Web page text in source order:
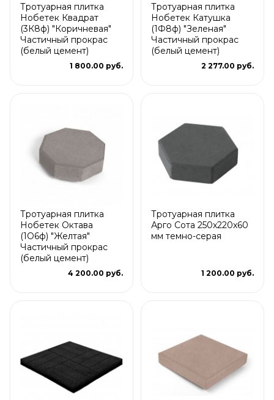
Тротуарная плитка
Нобетек Квадрат
(3К8ф) "Коричневая"
Частичный прокрас
(белый цемент)
1 800.00 руб.
Тротуарная плитка
Нобетек Катушка
(1Ф8ф) "Зеленая"
Частичный прокрас
(белый цемент)
2 277.00 руб.
Тротуарная плитка
Нобетек Октава
(1О6ф) "Желтая"
Частичный прокрас
(белый цемент)
4 200.00 руб.
Тротуарная плитка
Арго Сота 250x220x60
мм темно-серая
1 200.00 руб.